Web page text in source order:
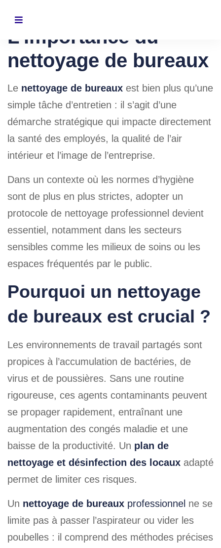
L’importance du
nettoyage de bureaux
Le nettoyage de bureaux est bien plus qu’une
simple tâche d’entretien : il s’agit d’une
démarche stratégique qui impacte directement
la santé des employés, la qualité de l’air
intérieur et l’image de l’entreprise.
Dans un contexte où les normes d’hygiène
sont de plus en plus strictes, adopter un
protocole de nettoyage professionnel devient
essentiel, notamment dans les secteurs
sensibles comme les milieux de soins ou les
espaces fréquentés par le public.
Pourquoi un nettoyage
de bureaux est crucial ?
Les environnements de travail partagés sont
propices à l’accumulation de bactéries, de
virus et de poussières. Sans une routine
rigoureuse, ces agents contaminants peuvent
se propager rapidement, entraînant une
augmentation des congés maladie et une
baisse de la productivité. Un plan de
nettoyage et désinfection des locaux adapté
permet de limiter ces risques.
Un nettoyage de bureaux professionnel ne se
limite pas à passer l’aspirateur ou vider les
poubelles : il comprend des méthodes précises